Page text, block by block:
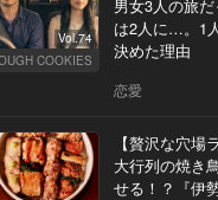
Vol.74
COOKIES
男女3人の旅
は2人に…。1
決めた理由
恋愛
【贅沢な穴場
大行列の焼き
せる！？『伊